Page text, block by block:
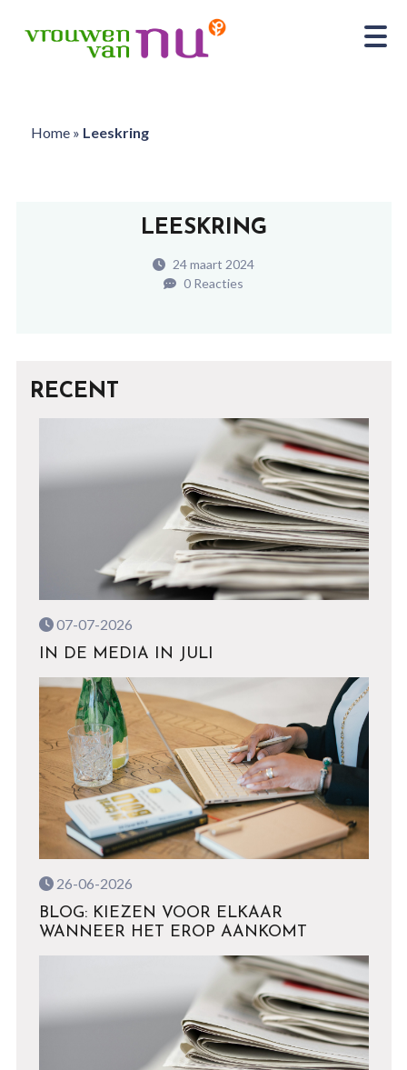
Home» Leeskring
LEESKRING
24 maart 2024
0 Reacties
RECENT
07-07-2026
IN DE MEDIA IN JULI
26-06-2026
BLOG: KIEZEN VOOR ELKAAR
WANNEER HET EROP AANKOMT